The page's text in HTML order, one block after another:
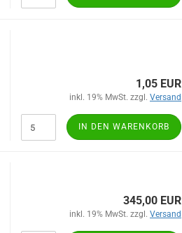
1,05 EUR
inkl. 19% MwSt. zzgl. Versand
IN DEN WARENKORB
345,00 EUR
inkl. 19% MwSt. zzgl. Versand